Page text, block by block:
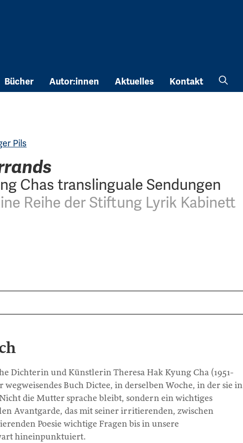
Bücher Autor:innen Aktuelles Kontakt
Pils
Chas translinguale Sendungen
Reihe der Stiftung Lyrik Kabinett
Dichterin und Künstlerin Theresa Hak Kyung Cha (1951-
wegweisendes Buch Dictee, in derselben Woche, in der sie in
die Mutter sprache bleibt, sondern ein wichtiges
Avantgarde, das mit seiner irritierenden, zwischen
Poesie wichtige Fragen bis in unsere
hineinpunktuiert.